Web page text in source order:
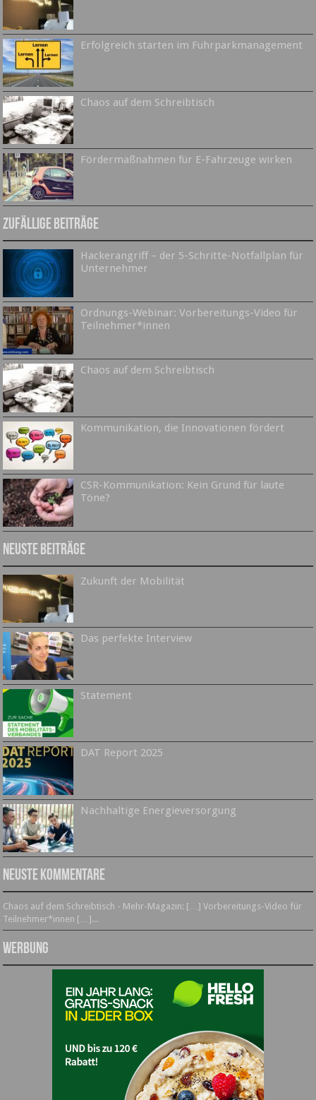
Erfolgreich starten im Fuhrparkmanagement
Chaos auf dem Schreibtisch
Fördermaßnahmen für E-Fahrzeuge wirken
Zufällige Beiträge
Hackerangriff – der 5-Schritte-Notfallplan für
Unternehmer
Ordnungs-Webinar: Vorbereitungs-Video für
Teilnehmer*innen
Chaos auf dem Schreibtisch
Kommunikation, die Innovationen fördert
CSR-Kommunikation: Kein Grund für laute
Töne?
Neuste Beiträge
Zukunft der Mobilität
Das perfekte Interview
Statement
DAT Report 2025
Nachhaltige Energieversorgung
Neuste Kommentare
Chaos auf dem Schreibtisch - Mehr-Magazin: […] Vorbereitungs-Video für
Teilnehmer*innen […]...
Werbung